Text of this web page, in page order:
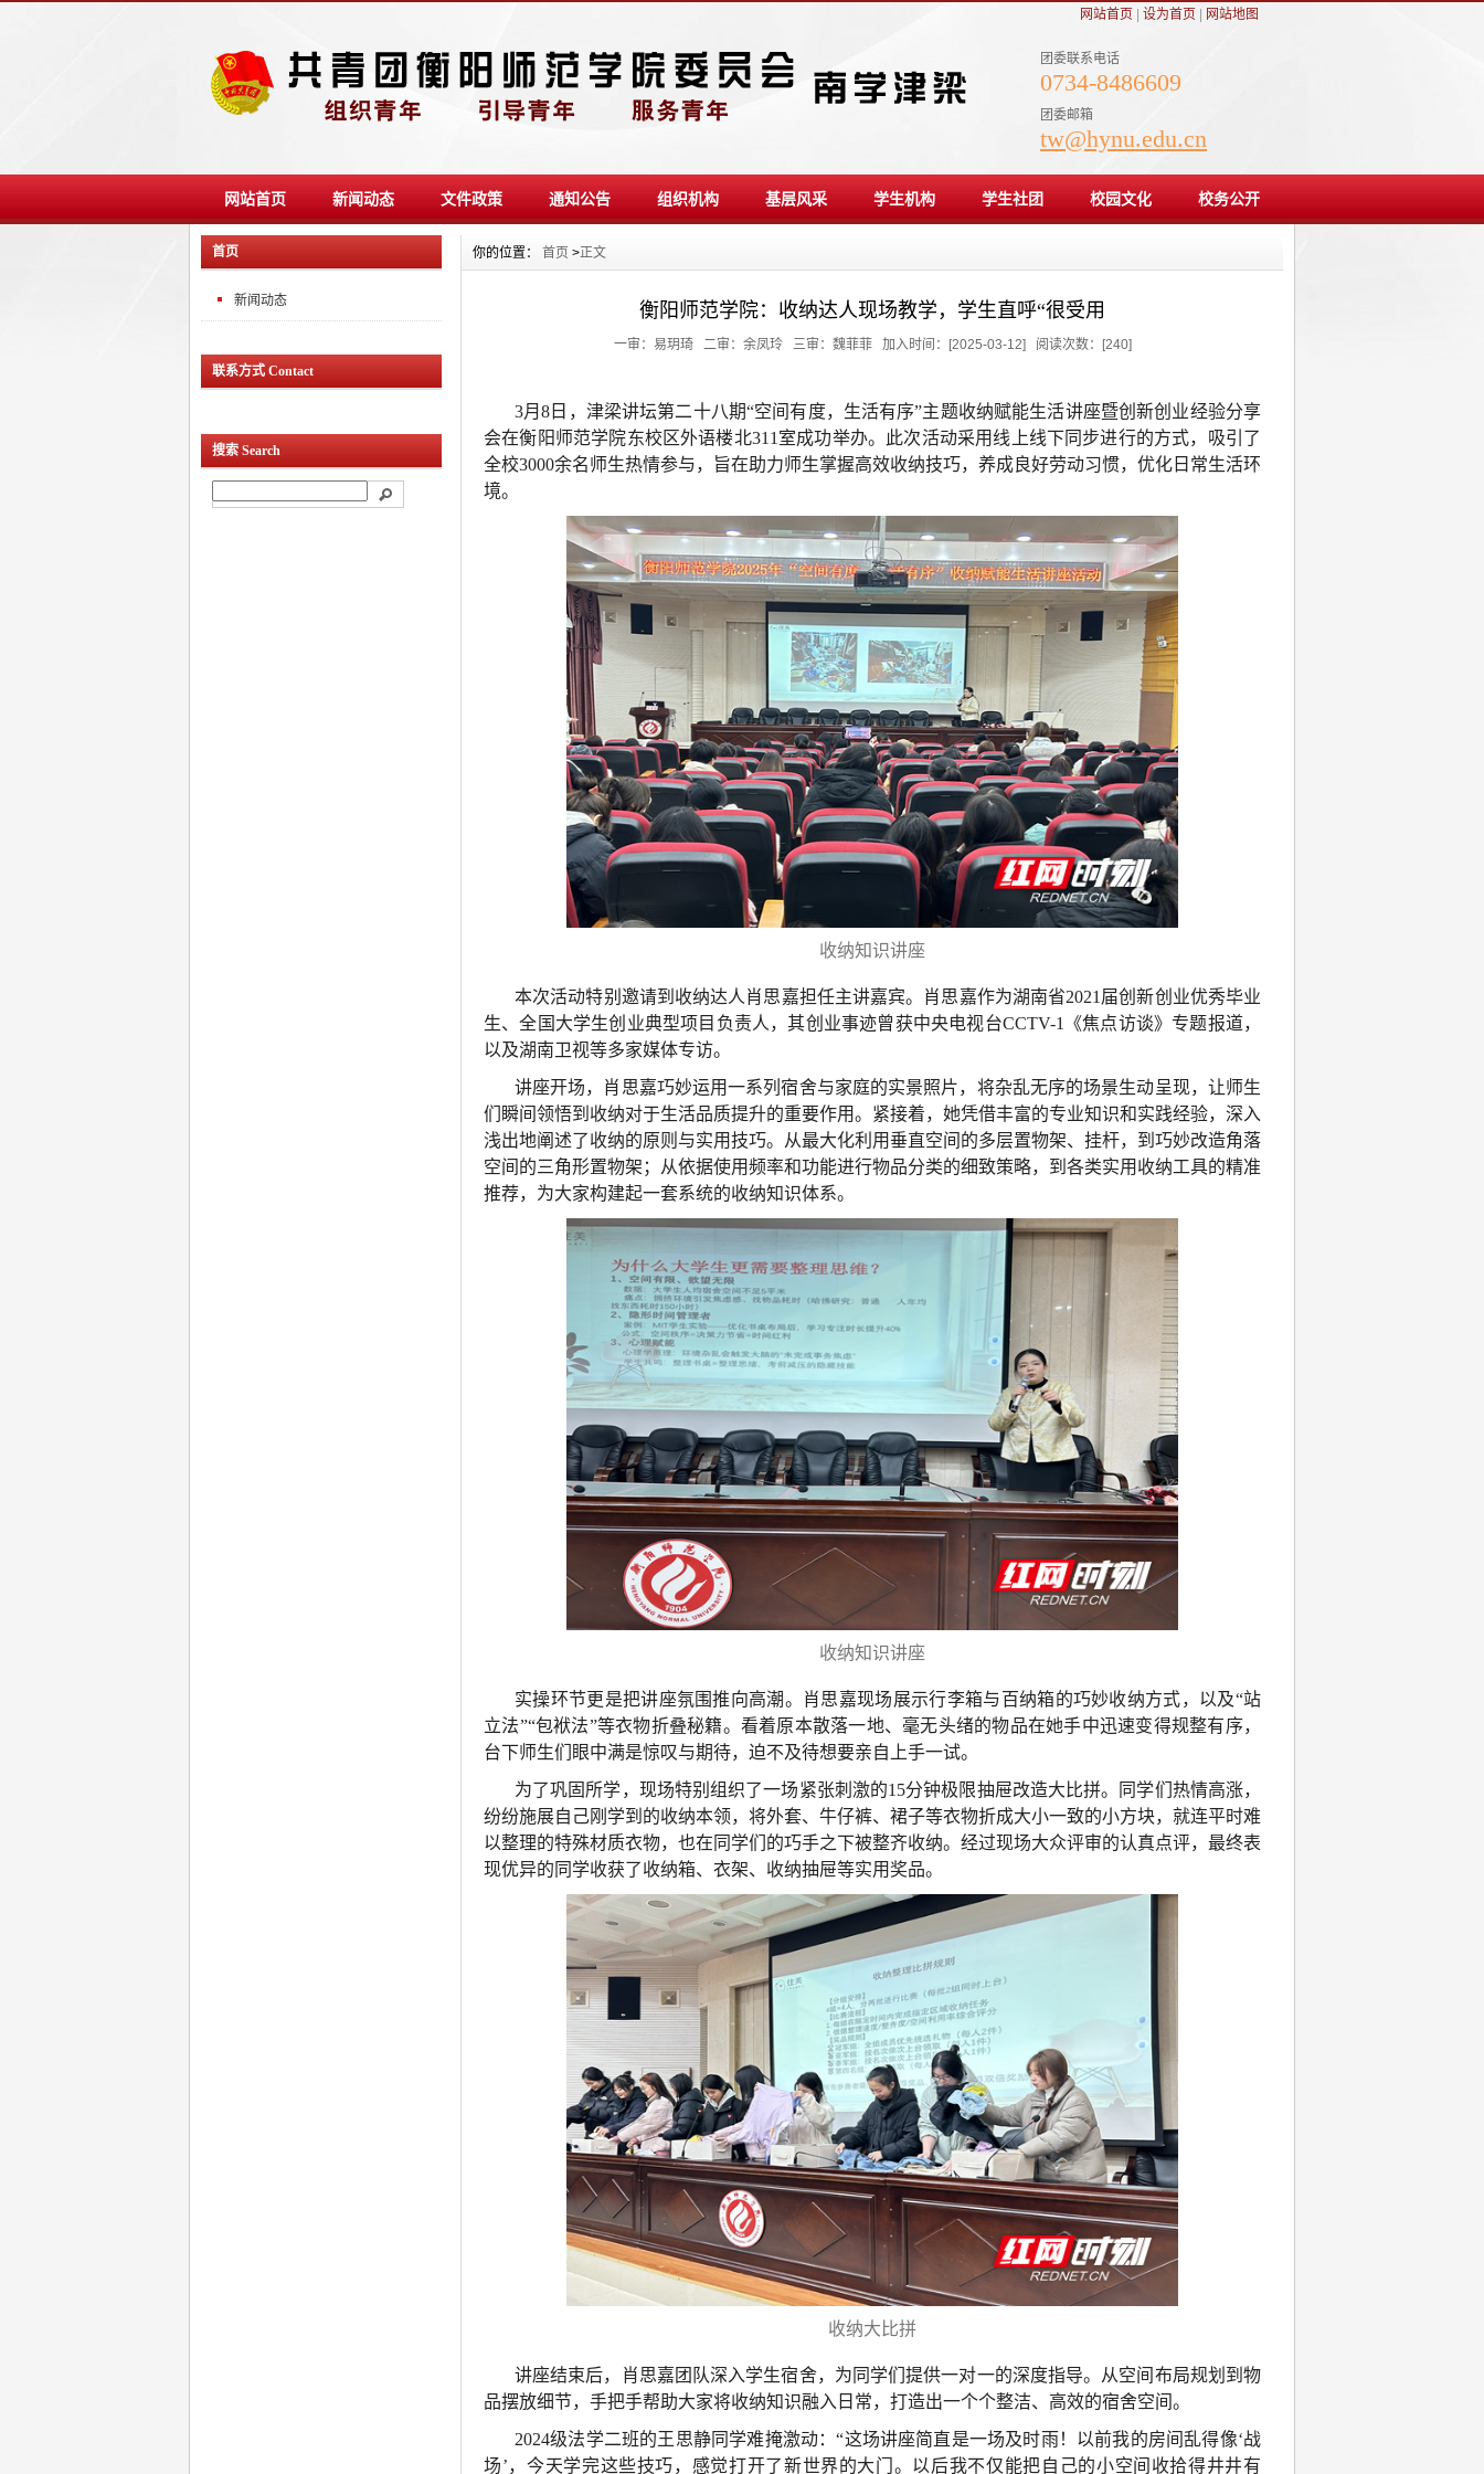
网站首页 设为首页 网站地图
团委联系电话
0734-8486609
团委邮箱
tw@hynu.edu.cn
网站首页 新闻动态 文件政策 通知公告 组织机构 基层风采 学生机构 学生社团 校园文化 校务公开
首页
新闻动态
联系方式 Contact
搜索 Search
你的位置： 首页 >正文
衡阳师范学院：收纳达人现场教学，学生直呼“很受用
一审：易玥琦 二审：余凤玲 三审：魏菲菲 加入时间：[2025-03-12] 阅读次数：[240]
3月8日，津梁讲坛第二十八期“空间有度，生活有序”主题收纳赋能生活讲座暨创新创业经验分享
会在衡阳师范学院东校区外语楼北311室成功举办。此次活动采用线上线下同步进行的方式，吸引了
全校3000余名师生热情参与，旨在助力师生掌握高效收纳技巧，养成良好劳动习惯，优化日常生活环
境。
收纳知识讲座
本次活动特别邀请到收纳达人肖思嘉担任主讲嘉宾。肖思嘉作为湖南省2021届创新创业优秀毕业
生、全国大学生创业典型项目负责人，其创业事迹曾获中央电视台CCTV-1《焦点访谈》专题报道，
以及湖南卫视等多家媒体专访。
讲座开场，肖思嘉巧妙运用一系列宿舍与家庭的实景照片，将杂乱无序的场景生动呈现，让师生
们瞬间领悟到收纳对于生活品质提升的重要作用。紧接着，她凭借丰富的专业知识和实践经验，深入
浅出地阐述了收纳的原则与实用技巧。从最大化利用垂直空间的多层置物架、挂杆，到巧妙改造角落
空间的三角形置物架；从依据使用频率和功能进行物品分类的细致策略，到各类实用收纳工具的精准
推荐，为大家构建起一套系统的收纳知识体系。
收纳知识讲座
实操环节更是把讲座氛围推向高潮。肖思嘉现场展示行李箱与百纳箱的巧妙收纳方式，以及“站
立法”“包袱法”等衣物折叠秘籍。看着原本散落一地、毫无头绪的物品在她手中迅速变得规整有序，
台下师生们眼中满是惊叹与期待，迫不及待想要亲自上手一试。
为了巩固所学，现场特别组织了一场紧张刺激的15分钟极限抽屉改造大比拼。同学们热情高涨，
纷纷施展自己刚学到的收纳本领，将外套、牛仔裤、裙子等衣物折成大小一致的小方块，就连平时难
以整理的特殊材质衣物，也在同学们的巧手之下被整齐收纳。经过现场大众评审的认真点评，最终表
现优异的同学收获了收纳箱、衣架、收纳抽屉等实用奖品。
收纳大比拼
讲座结束后，肖思嘉团队深入学生宿舍，为同学们提供一对一的深度指导。从空间布局规划到物
品摆放细节，手把手帮助大家将收纳知识融入日常，打造出一个个整洁、高效的宿舍空间。
2024级法学二班的王思静同学难掩激动：“这场讲座简直是一场及时雨！以前我的房间乱得像‘战
场’，今天学完这些技巧，感觉打开了新世界的大门。以后我不仅能把自己的小空间收拾得井井有